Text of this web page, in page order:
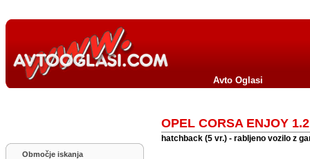
Avto Oglasi
Območje iskanja
OPEL CORSA ENJOY
hatchback (5 vr.) - rabljeno vozilo z